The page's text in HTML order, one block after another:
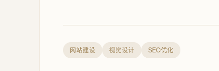
网站建设 视觉设计 SEO优化